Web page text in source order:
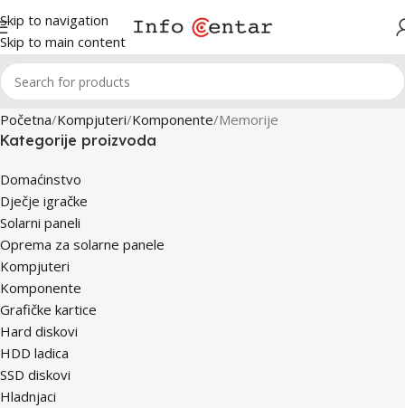
Skip to navigation
Skip to main content
Početna Kompjuteri Komponente Memorije
Kategorije proizvoda
Domaćinstvo
Dječje igračke
Solarni paneli
Oprema za solarne panele
Kompjuteri
Komponente
Grafičke kartice
Hard diskovi
HDD ladica
SSD diskovi
Hladnjaci